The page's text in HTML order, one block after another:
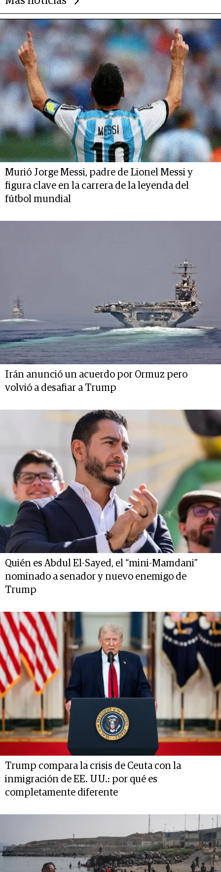
Murió Jorge Messi, padre de Lionel Messi y
figura clave en la carrera de la leyenda del
fútbol mundial
Irán anunció un acuerdo por Ormuz pero
volvió a desafiar a Trump
Quién es Abdul El-Sayed, el “mini-Mamdani”
nominado a senador y nuevo enemigo de
Trump
Trump compara la crisis de Ceuta con la
inmigración de EE. UU.: por qué es
completamente diferente